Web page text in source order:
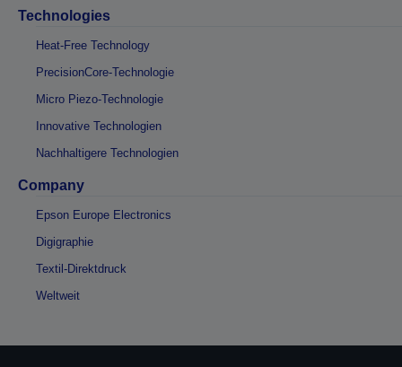
Technologies
Heat-Free Technology
PrecisionCore-Technologie
Micro Piezo-Technologie
Innovative Technologien
Nachhaltigere Technologien
Company
Epson Europe Electronics
Digigraphie
Textil-Direktdruck
Weltweit